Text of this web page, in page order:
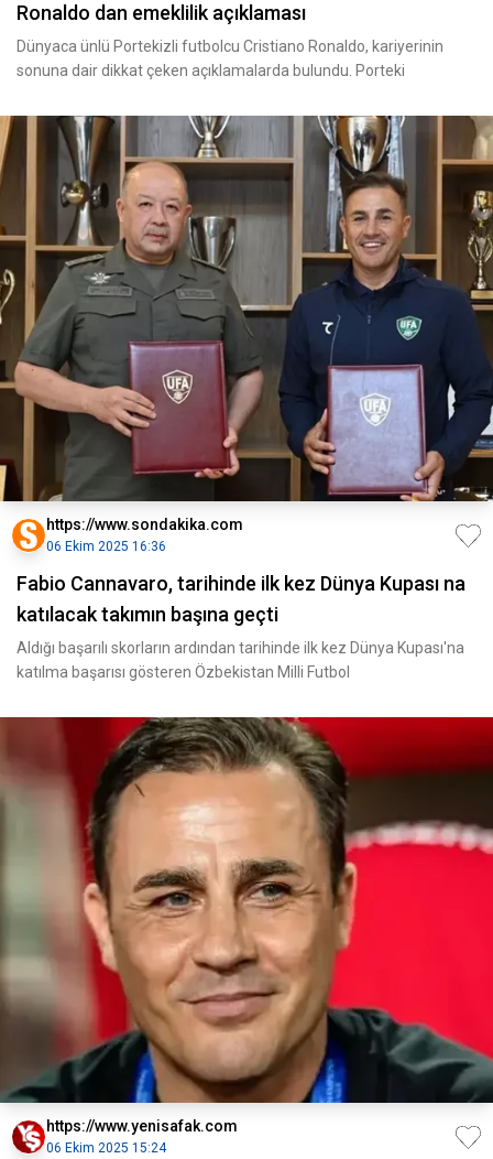
Ronaldo dan emeklilik açıklaması
Dünyaca ünlü Portekizli futbolcu Cristiano Ronaldo, kariyerinin
sonuna dair dikkat çeken açıklamalarda bulundu. Porteki
https://www.sondakika.com
06 Ekim 2025 16:36
Fabio Cannavaro, tarihinde ilk kez Dünya Kupası na
katılacak takımın başına geçti
Aldığı başarılı skorların ardından tarihinde ilk kez Dünya Kupası'na
katılma başarısı gösteren Özbekistan Milli Futbol
https://www.yenisafak.com
06 Ekim 2025 15:24